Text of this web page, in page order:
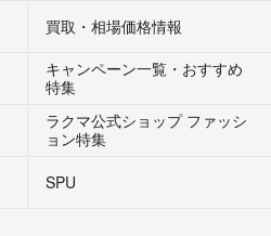
買取・相場価格情報
キャンペーン一覧・おすすめ
特集
ラクマ公式ショップ ファッシ
ョン特集
SPU